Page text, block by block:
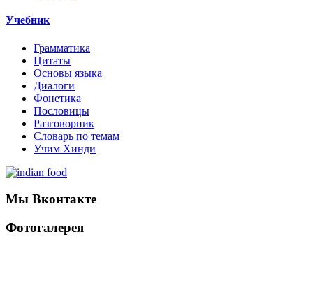
Учебник
Грамматика
Цитаты
Основы языка
Диалоги
Фонетика
Пословицы
Разговорник
Словарь по темам
Учим Хинди
Мы Вконтакте
Фотогалерея